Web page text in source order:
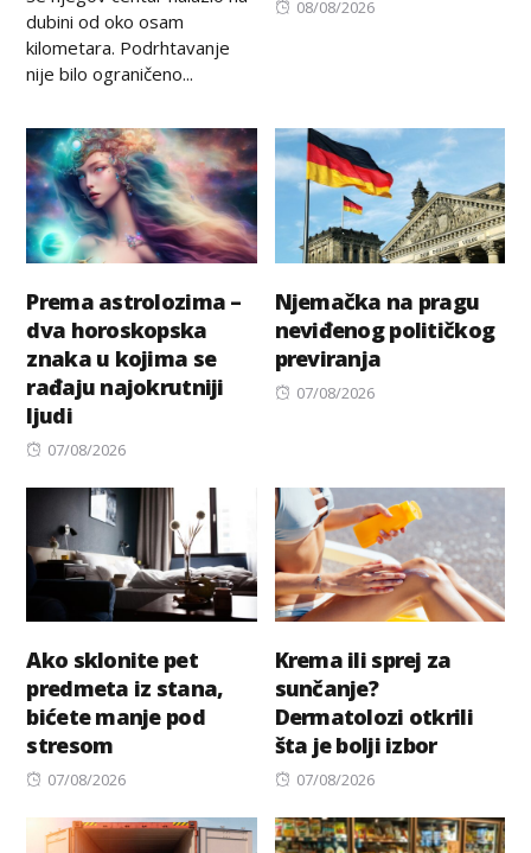
dubini od oko osam
kilometara. Podrhtavanje
nije bilo ograničeno...
Posted
08/08/2026
Prema astrolozima –
dva horoskopska
znaka u kojima se
rađaju najokrutniji
ljudi
Posted
07/08/2026
Njemačka na pragu
neviđenog političkog
previranja
Posted
07/08/2026
Ako sklonite pet
predmeta iz stana,
bićete manje pod
stresom
Posted
07/08/2026
Krema ili sprej za
sunčanje?
Dermatolozi otkrili
šta je bolji izbor
Posted
07/08/2026